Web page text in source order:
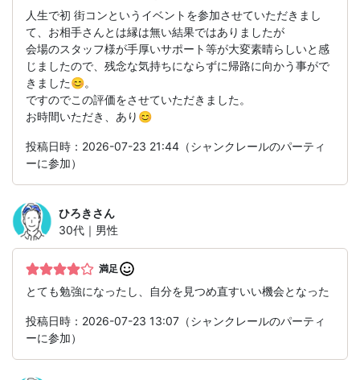
人生で初 街コンというイベントを参加させていただきまし
て、お相手さんとは縁は無い結果ではありましたが
会場のスタッフ様が手厚いサポート等が大変素晴らしいと感
じましたので、残念な気持ちにならずに帰路に向かう事がで
きました😊。
ですのでこの評価をさせていただきました。
お時間いただき、あり😊
投稿日時：2026-07-23 21:44（シャンクレールのパーティ
ーに参加）
ひろきさん
30代｜男性
満足
とても勉強になったし、自分を見つめ直すいい機会となった
投稿日時：2026-07-23 13:07（シャンクレールのパーティ
ーに参加）